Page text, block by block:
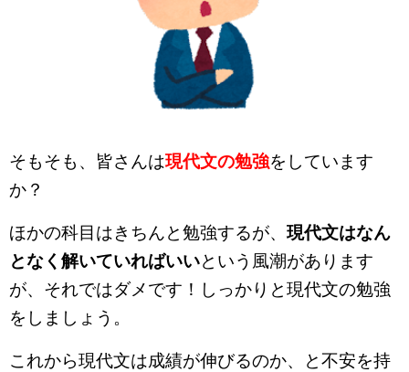
そもそも、皆さんは現代文の勉強をしています
か？
ほかの科目はきちんと勉強するが、 現代文はなん
となく解いていればいいという風潮があります
が、それではダメです！しっかりと現代文の勉強
をしましょう。
これから現代文は成績が伸びるのか、と不安を持